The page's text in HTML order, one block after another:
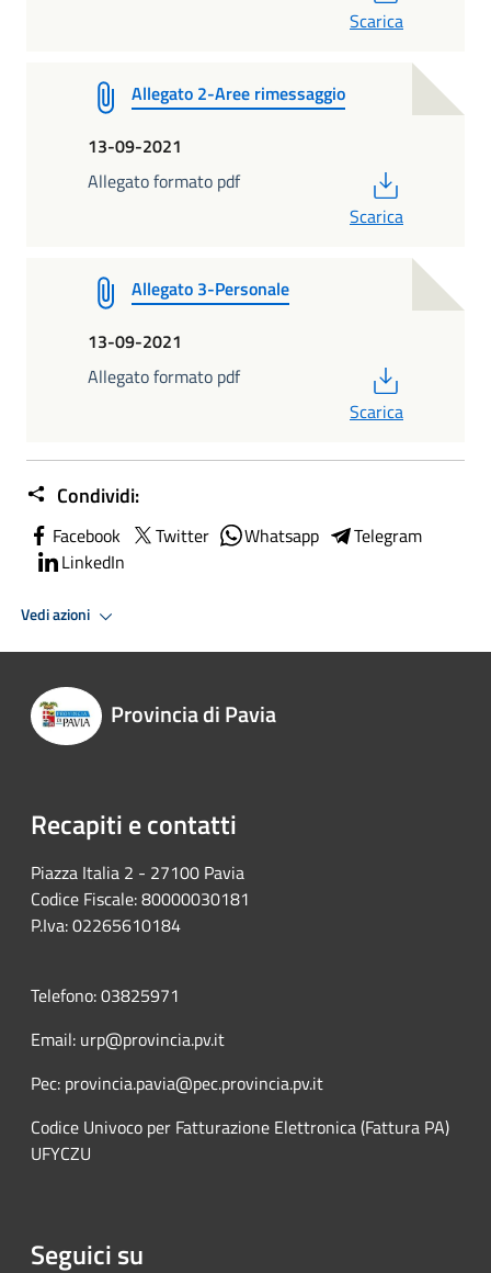
Scarica
Allegato 2-Aree rimessaggio
13-09-2021
Allegato formato pdf
Scarica
Allegato 3-Personale
13-09-2021
Allegato formato pdf
Scarica
Condividi:
Facebook Twitter Whatsapp
Telegram
LinkedIn
Vedi azioni
Provincia di Pavia
Recapiti e contatti
Piazza Italia 2 - 27100 Pavia
Codice Fiscale: 80000030181
P.Iva: 02265610184
Telefono: 03825971
Email: urp@provincia.pv.it
Pec: provincia.pavia@pec.provincia.pv.it
Codice Univoco per Fatturazione Elettronica (Fattura PA)
UFYCZU
Seguici su